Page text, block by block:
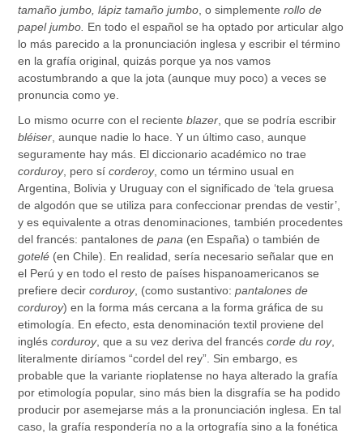
tamaño jumbo, lápiz tamaño jumbo , o simplementerollo de
papel jumbo. En todo el español se ha optado por articular algo
lo más parecido a la pronunciación inglesa y escribir el término
en la grafía original, quizás porque ya nos vamos
acostumbrando a que la jota (aunque muy poco) a veces se
pronuncia como ye.
Lo mismo ocurre con el recienteblazer , que se podría escribir
bléiser , aunque nadie lo hace. Y un último caso, aunque
seguramente hay más. El diccionario académico no trae
corduroy, pero sícorderoy, como un término usual en
Argentina, Bolivia y Uruguay con el significado de ‘tela gruesa
de algodón que se utiliza para confeccionar prendas de vestir’,
y es equivalente a otras denominaciones, también procedentes
del francés: pantalones depana (en España) o también de
gotelé (en Chile). En realidad, sería necesario señalar que en
el Perú y en todo el resto de países hispanoamericanos se
prefiere decircorduroy, (como sustantivo:pantalones de
corduroy) en la forma más cercana a la forma gráfica de su
etimología. En efecto, esta denominación textil proviene del
ingléscorduroy, que a su vez deriva del francéscorde du roy,
literalmente diríamos “cordel del rey”. Sin embargo, es
probable que la variante rioplatense no haya alterado la grafía
por etimología popular, sino más bien la disgrafía se ha podido
producir por asemejarse más a la pronunciación inglesa. En tal
caso, la grafía respondería no a la ortografía sino a la fonética